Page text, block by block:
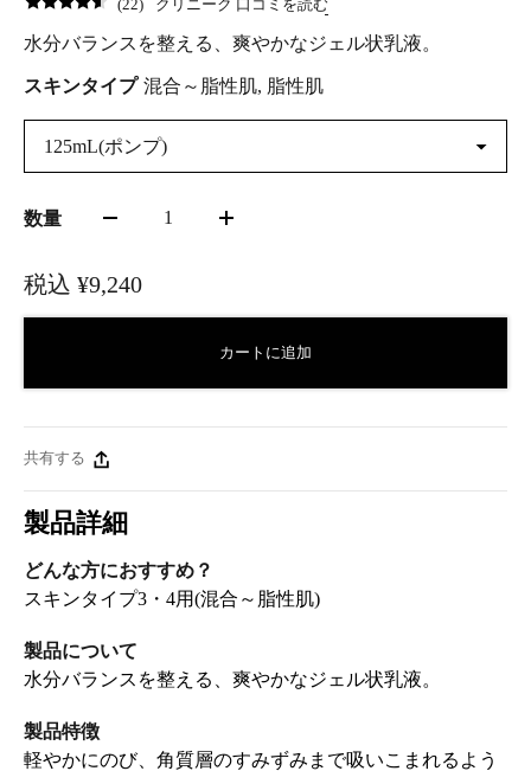
(22) クリニーク 口コミを読む
水分バランスを整える、爽やかなジェル状乳液。
スキンタイプ 混合～脂性肌, 脂性肌
125mL(ポンプ)
数量 1
カートに追加
税込 ¥9,240
共有する
製品詳細
どんな方におすすめ？
スキンタイプ3・4用(混合～脂性肌)
製品について
水分バランスを整える、爽やかなジェル状乳液。
製品特徴
軽やかにのび、角質層のすみずみまで吸いこまれるよう